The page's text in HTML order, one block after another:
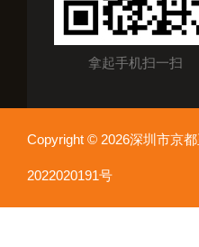
拿起手机扫一扫
Copyright © 2026深圳市京
2022020191号